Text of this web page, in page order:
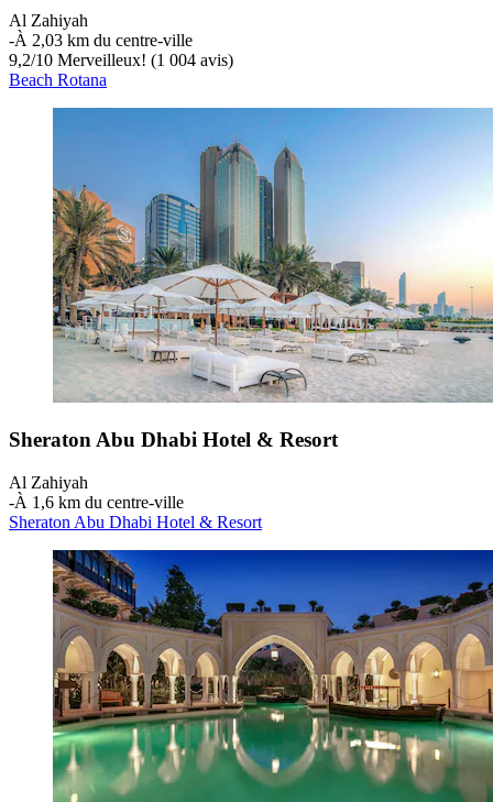
Al Zahiyah
‐À 2,03 km du centre-ville
9,2/10 Merveilleux! (1 004 avis)
Beach Rotana
Sheraton Abu Dhabi Hotel & Resort
Al Zahiyah
‐À 1,6 km du centre-ville
Sheraton Abu Dhabi Hotel & Resort